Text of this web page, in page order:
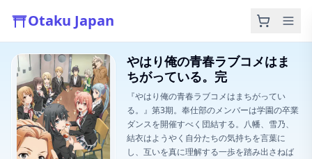
Otaku Japan
やはり俺の青春ラブコメはま
ちがっている。完
『やはり俺の青春ラブコメはまちがってい
る。』第3期。奉仕部のメンバーは学園の卒業
ダンスを開催すべく団結する。八幡、雪乃、
結衣はようやく自分たちの気持ちを言葉に
し、互いを真に理解する一歩を踏み出さねば